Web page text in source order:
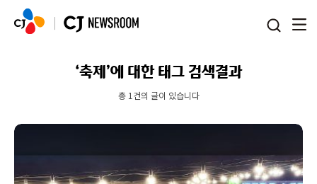
‘축제’에 대한 태그 검색결과
총 1건의 글이 있습니다